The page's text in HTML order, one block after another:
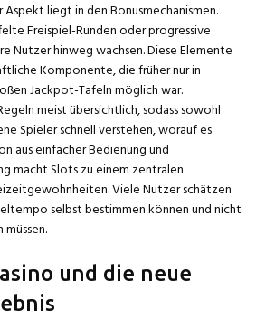
liegt in den Bonusmechanismen.
Freispiel-Runden oder progressive
Nutzer hinweg wachsen. Diese Elemente
Komponente, die früher nur in
Jackpot-Tafeln möglich war.
meist übersichtlich, sodass sowohl
Spieler schnell verstehen, worauf es
aus einfacher Bedienung und
macht Slots zu einem zentralen
Viele Nutzer schätzen
selbst bestimmen können und nicht
und die neue